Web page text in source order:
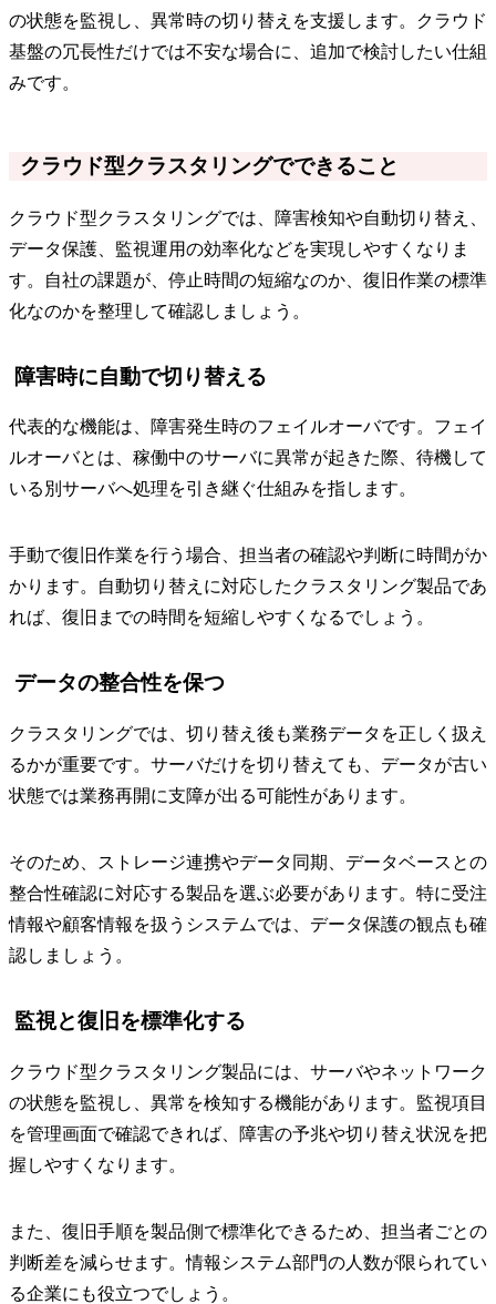
の状態を監視し、異常時の切り替えを支援します。クラウド
基盤の冗長性だけでは不安な場合に、追加で検討したい仕組
みです。
クラウド型クラスタリングでできること
クラウド型クラスタリングでは、障害検知や自動切り替え、
データ保護、監視運用の効率化などを実現しやすくなりま
す。自社の課題が、停止時間の短縮なのか、復旧作業の標準
化なのかを整理して確認しましょう。
障害時に自動で切り替える
代表的な機能は、障害発生時のフェイルオーバです。フェイ
ルオーバとは、稼働中のサーバに異常が起きた際、待機して
いる別サーバへ処理を引き継ぐ仕組みを指します。
手動で復旧作業を行う場合、担当者の確認や判断に時間がか
かります。自動切り替えに対応したクラスタリング製品であ
れば、復旧までの時間を短縮しやすくなるでしょう。
データの整合性を保つ
クラスタリングでは、切り替え後も業務データを正しく扱え
るかが重要です。サーバだけを切り替えても、データが古い
状態では業務再開に支障が出る可能性があります。
そのため、ストレージ連携やデータ同期、データベースとの
整合性確認に対応する製品を選ぶ必要があります。特に受注
情報や顧客情報を扱うシステムでは、データ保護の観点も確
認しましょう。
監視と復旧を標準化する
クラウド型クラスタリング製品には、サーバやネットワーク
の状態を監視し、異常を検知する機能があります。監視項目
を管理画面で確認できれば、障害の予兆や切り替え状況を把
握しやすくなります。
また、復旧手順を製品側で標準化できるため、担当者ごとの
判断差を減らせます。情報システム部門の人数が限られてい
る企業にも役立つでしょう。